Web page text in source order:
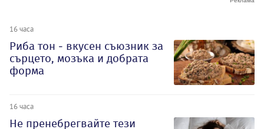
16 часа
Риба тон - вкусен съюзник за
сърцето, мозъка и добрата
форма
16 часа
Не пренебрегвайте тези